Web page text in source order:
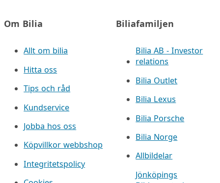
Om Bilia
Allt om bilia
Hitta oss
Tips och råd
Kundservice
Jobba hos oss
Köpvillkor webbshop
Integritetspolicy
Biliafamiljen
Bilia AB - Investor
relations
Bilia Outlet
Bilia Lexus
Bilia Porsche
Bilia Norge
Allbildelar
Jönköpings